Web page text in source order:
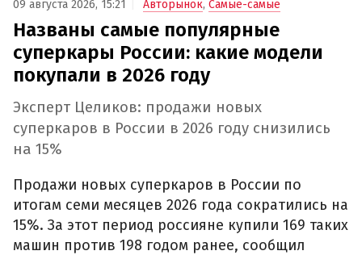
09 августа 2026, 15:21 Авторынок, Самые-самые
Названы самые популярные
суперкары России: какие модели
покупали в 2026 году
Эксперт Целиков: продажи новых
суперкаров в России в 2026 году снизились
на 15%
Продажи новых суперкаров в России по
итогам семи месяцев 2026 года сократились на
15%. За этот период россияне купили 169 таких
машин против 198 годом ранее, сообщил